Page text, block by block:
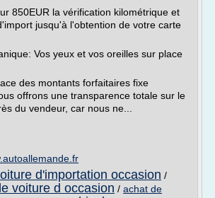
850EUR la vérification kilométrique et
jusqu'à l'obtention de votre carte
Vos yeux et vos oreilles sur place
des montants forfaitaires fixe
offrons une transparence totale sur le
du vendeur, car nous ne...
d'importation occasion /
voiture d occasion / achat de